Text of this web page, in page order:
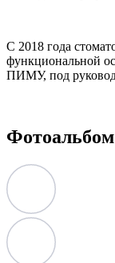
С 2018 года
функциональной
ПИМУ, под
Фотоальбом